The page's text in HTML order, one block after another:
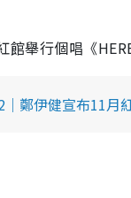
館舉行個唱《
鄭伊健宣布11月